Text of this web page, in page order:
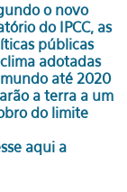
o novo
do IPCC, as
públicas
adotadas
até 2020
a terra a um
do limite
aqui a